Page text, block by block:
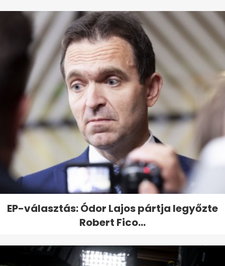
EP-választás: Ódor Lajos pártja legyőzte
Robert Fico...